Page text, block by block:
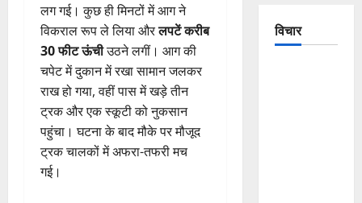
लग गई। कुछ ही मिनटों में आग ने
विकराल रूप ले लिया औरलपटें करीब
30 फीट ऊंचीउठने लगीं। आग की
चपेट में दुकान में रखा सामान जलकर
राख हो गया, वहीं पास में खड़े तीन
ट्रक और एक स्कूटी को नुकसान
पहुंचा। घटना के बाद मौके पर मौजूद
ट्रक चालकों में अफरा-तफरी मच
गई।
विचार